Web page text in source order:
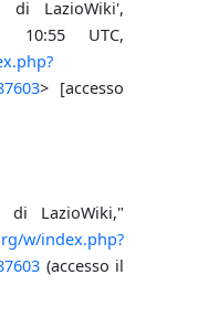
di LazioWiki',
UTC,
> [accesso
LazioWiki,"
w/index.php?
(accesso il